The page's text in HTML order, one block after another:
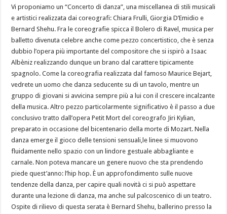
Vi proponiamo un “Concerto di danza”, una miscellanea di stili musicali
e artistici realizzata dai coreografi: Chiara Frulli, Giorgia D’Emidio e
Bernard Shehu. Fra le coreografie spicca il Bolero di Ravel, musica per
balletto divenuta celebre anche come pezzo concertistico, che è senza
dubbio l’opera più importante del compositore che si ispirò a Isaac
Albèniz realizzando dunque un brano dal carattere tipicamente
spagnolo. Come la coreografia realizzata dal famoso Maurice Bejart,
vedrete un uomo che danza seducente su di un tavolo, mentre un
gruppo di giovani si avvicina sempre più a lui con il crescere incalzante
della musica. Altro pezzo particolarmente significativo è il passo a due
conclusivo tratto dall’opera Petit Mort del coreografo Jiri Kylian,
preparato in occasione del bicentenario della morte di Mozart. Nella
danza emerge il gioco delle tensioni sensuali,le linee si muovono
fluidamente nello spazio con un lindore gestuale abbagliante e
carnale. Non poteva mancare un genere nuovo che sta prendendo
piede quest’anno: l’hip hop. È un approfondimento sulle nuove
tendenze della danza, per capire quali novità ci si può aspettare
durante una lezione di danza, ma anche sul palcoscenico di un teatro.
Ospite di rilievo di questa serata è Bernard Shehu, ballerino presso la